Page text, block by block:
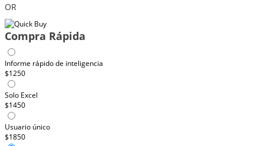
OR
Compra Rápida
Informe rápido de inteligencia
$1250
Solo Excel
$1450
Usuario único
$1850